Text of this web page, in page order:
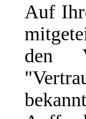
Auf
den